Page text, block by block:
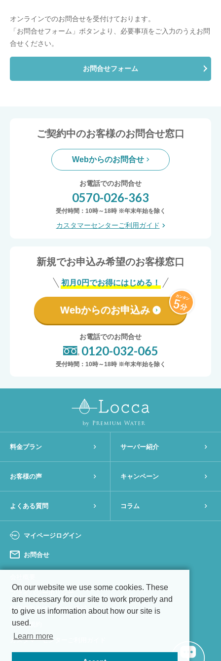
オンラインでのお問合せを受付けております。
「お問合せフォーム」ボタンより、必要事項をご入力のうえお問
合せください。
お問合せフォーム
ご契約中のお客様のお問合せ窓口
Webからのお問合せ
お電話でのお問合せ
0570-026-363
受付時間：10時～18時 ※年末年始を除く
カスタマーセンターご利用ガイド
新規でお申込み希望のお客様窓口
初月0円でお得にはじめる！
Webからのお申込み
お電話でのお問合せ
0120-032-065
受付時間：10時～18時 ※年末年始を除く
料金プラン サーバー紹介
お客様の声 キャンペーン
よくある質問 コラム
マイページログイン
お問合せ
特定商取引法に基づく表記
ご利用規約
カスタマーセンターご利用ガイド
On our website we use some cookies. These
are necessary for our site to work properly and
to give us information about how our site is
used.
Learn more